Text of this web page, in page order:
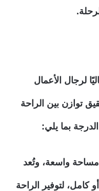
لرجال الأعمال
توازن بين الراحة
الدرجة بما يلي:
مساحة واسعة، وتُعد
كامل، لتوفير الراحة